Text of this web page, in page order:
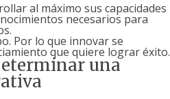
al máximo sus capacidades
necesarios para
Por lo que innovar se
que quiere lograr éxito.
una